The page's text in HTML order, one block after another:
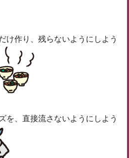
け作り、残らないようにしよう
を、直接流さないようにしよう